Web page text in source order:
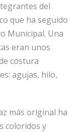
del
que ha seguido
Municipal. Una
eran unos
costura
agujas, hilo,
más original ha
coloridos y